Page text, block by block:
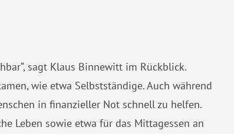
sagt Klaus Binnewitt im Rückblick.
wie etwa Selbstständige. Auch während
in finanzieller Not schnell zu helfen.
Leben sowie etwa für das Mittagessen an